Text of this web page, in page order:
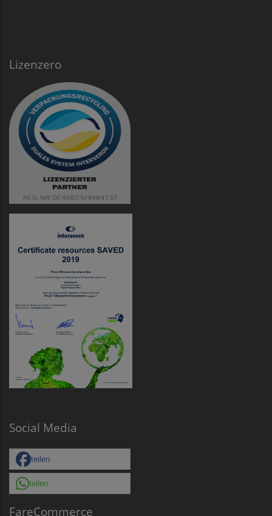
Lizenzero
Social Media
teilen
teilen
FareCommerce